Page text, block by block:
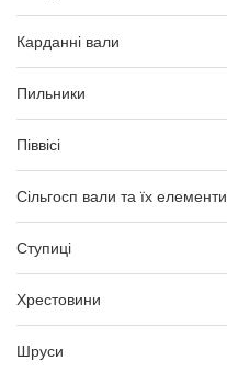
Карданні вали
Пильники
Піввісі
Сільгосп вали та їх елементи
Ступиці
Хрестовини
Шруси